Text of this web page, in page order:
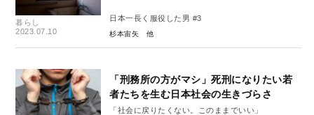
暮らし
2023.07.10
日本一長く服役した男 #3
杉本宙矢
「刑務所の方がマシ」死刑になりたい若
者たちを生む日本社会の生きづらさ
「社会に戻りたくない。このままでいい」